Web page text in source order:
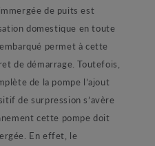
de puits est
domestique en toute
permet à cette
de démarrage. Toutefois,
de la pompe l’ajout
de surpression s’avère
cette pompe doit
En effet, le